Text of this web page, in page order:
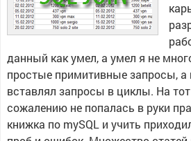
данный как умел, а умел я не
простые примитивные запросы,
вставлял запросы в циклы. На
сожалению не попалась в руки
книжка по mySQL и учить